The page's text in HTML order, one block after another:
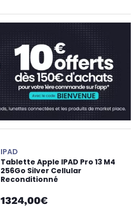
IPAD
Tablette Apple IPAD Pro 13 M4
256Go Silver Cellular
Reconditionné
1324,00€